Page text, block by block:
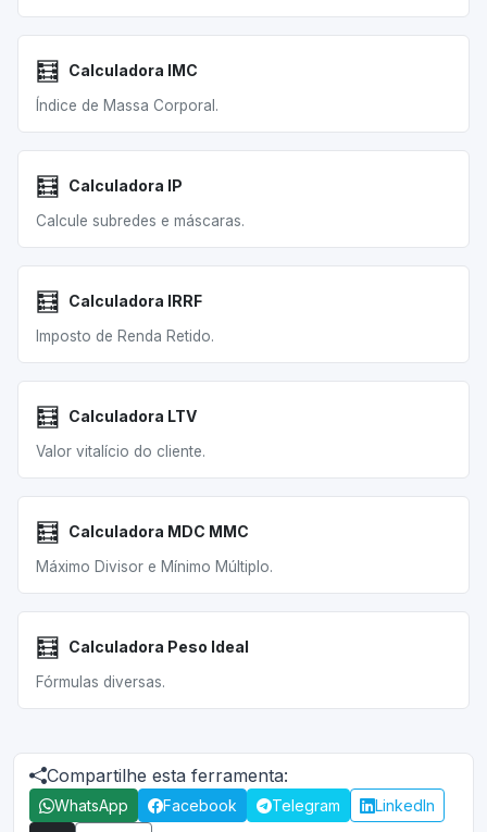
🧮 Calculadora IMC
Índice de Massa Corporal.
🧮 Calculadora IP
Calcule subredes e máscaras.
🧮 Calculadora IRRF
Imposto de Renda Retido.
🧮 Calculadora LTV
Valor vitalício do cliente.
🧮 Calculadora MDC MMC
Máximo Divisor e Mínimo Múltiplo.
🧮 Calculadora Peso Ideal
Fórmulas diversas.
Compartilhe esta ferramenta:
WhatsApp Facebook Telegram
LinkedIn